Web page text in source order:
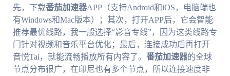
先，下载番茄加速器APP（支持Android和iOS，电脑端也
有Windows和Mac版本）；其次，打开APP后，它会智能
推荐最优线路，我一般选择“影音专线”，因为这类线路专
门针对视频和音乐平台优化；最后，连接成功后再打开
音悦Tai，就能流畅播放所有内容了。 番茄加速器的全球
节点分布很广，在印尼也有多个节点，所以连接速度非